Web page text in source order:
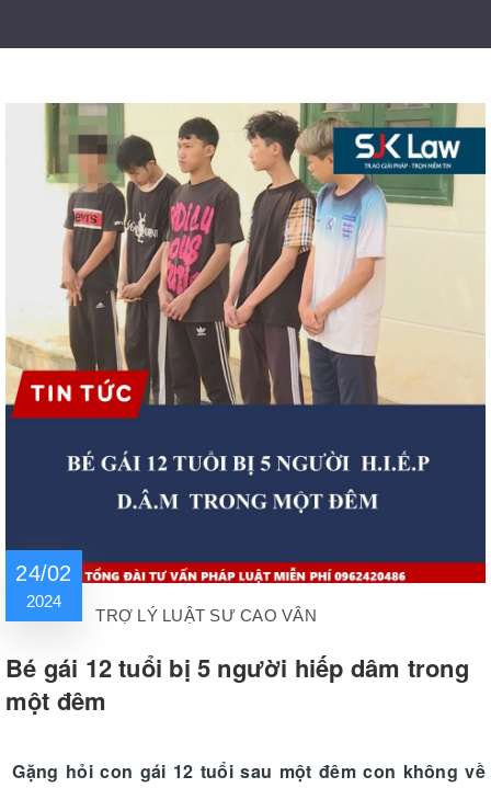
24/02
2024
TRỢ LÝ LUẬT SƯ CAO VÂN
Bé gái 12 tuổi bị 5 người hiếp dâm trong
một đêm
Gặng hỏi con gái 12 tuổi sau một đêm con không về